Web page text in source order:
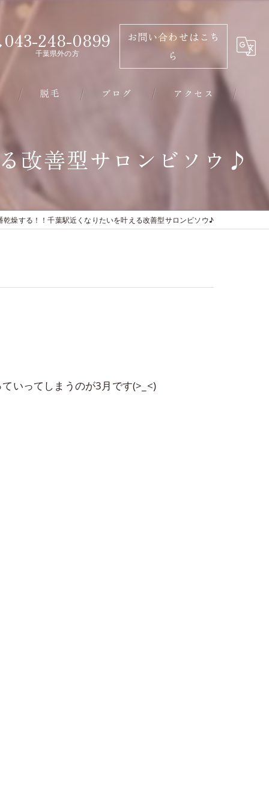
043-248-0899
千葉県外の方
お問い合わせはこち
ら
脱毛 ブログ アクセス
千葉市のエステ･有限会社ビソウの評判
改善型サロンビソウ♪
乾燥する！！千葉駅近くなりたいを叶える改善型サロンビソウ♪
いってしまうのが3月です(>_<)